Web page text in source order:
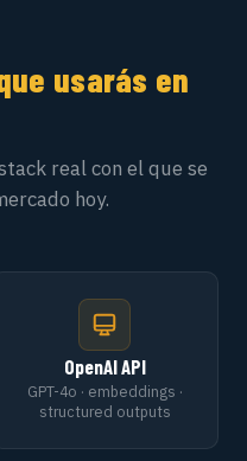
usarás en
real con el que se
hoy.
OpenAI API
GPT-4o · embeddings ·
structured outputs